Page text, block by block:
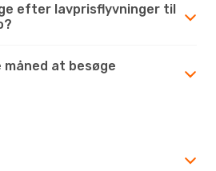
efter lavprisflyvninger til
måned at besøge